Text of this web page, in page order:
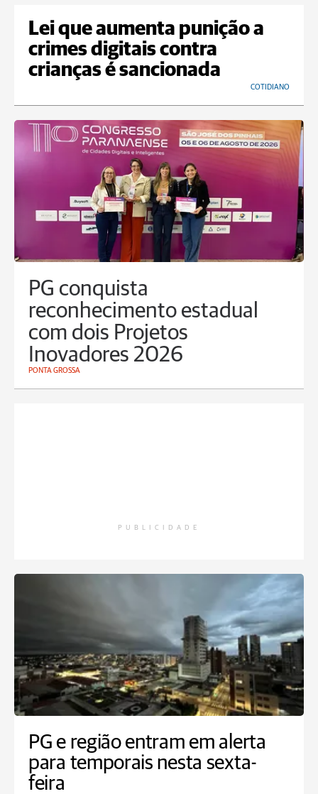
Lei que aumenta punição a
crimes digitais contra
crianças é sancionada
COTIDIANO
PG conquista
reconhecimento estadual
com dois Projetos
Inovadores 2026
PONTA GROSSA
PUBLICIDADE
PG e região entram em alerta
para temporais nesta sexta-
feira